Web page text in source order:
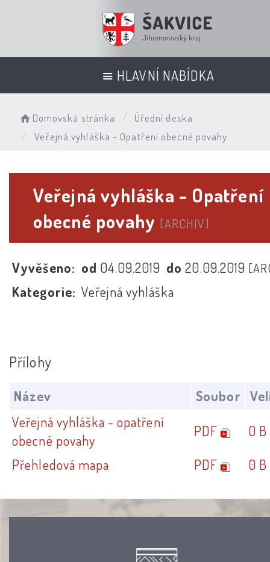
HLAVNÍ NABÍDKA
Domovská stránka
Úřední deska
Veřejná vyhláška - Opatření obecné povahy
Veřejná vyhláška - Opatření
obecné povahy [ARCHIV]
Vyvěšeno: od 04.09.2019 do20.09.2019
Kategorie: Veřejná vyhláška
Přílohy
Název Soubor
Veřejná vyhláška - opatření
obecné povahy
PDF
0 B
Přehledová mapa
PDF 0 B